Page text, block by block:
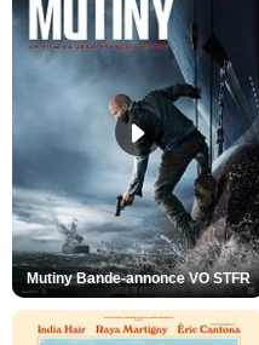
Mutiny Bande-annonce VO STFR